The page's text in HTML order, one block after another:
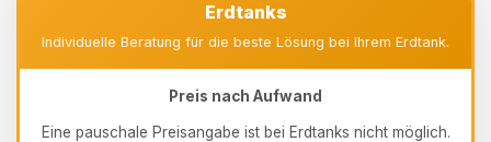
Erdtanks
Individuelle Beratung für die beste Lösung bei Ihrem Erdtank.
Preis nach Aufwand
Eine pauschale Preisangabe ist bei Erdtanks nicht möglich.